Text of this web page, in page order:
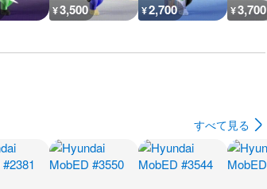
¥3,500 ¥2,700 ¥3,700
すべて見る